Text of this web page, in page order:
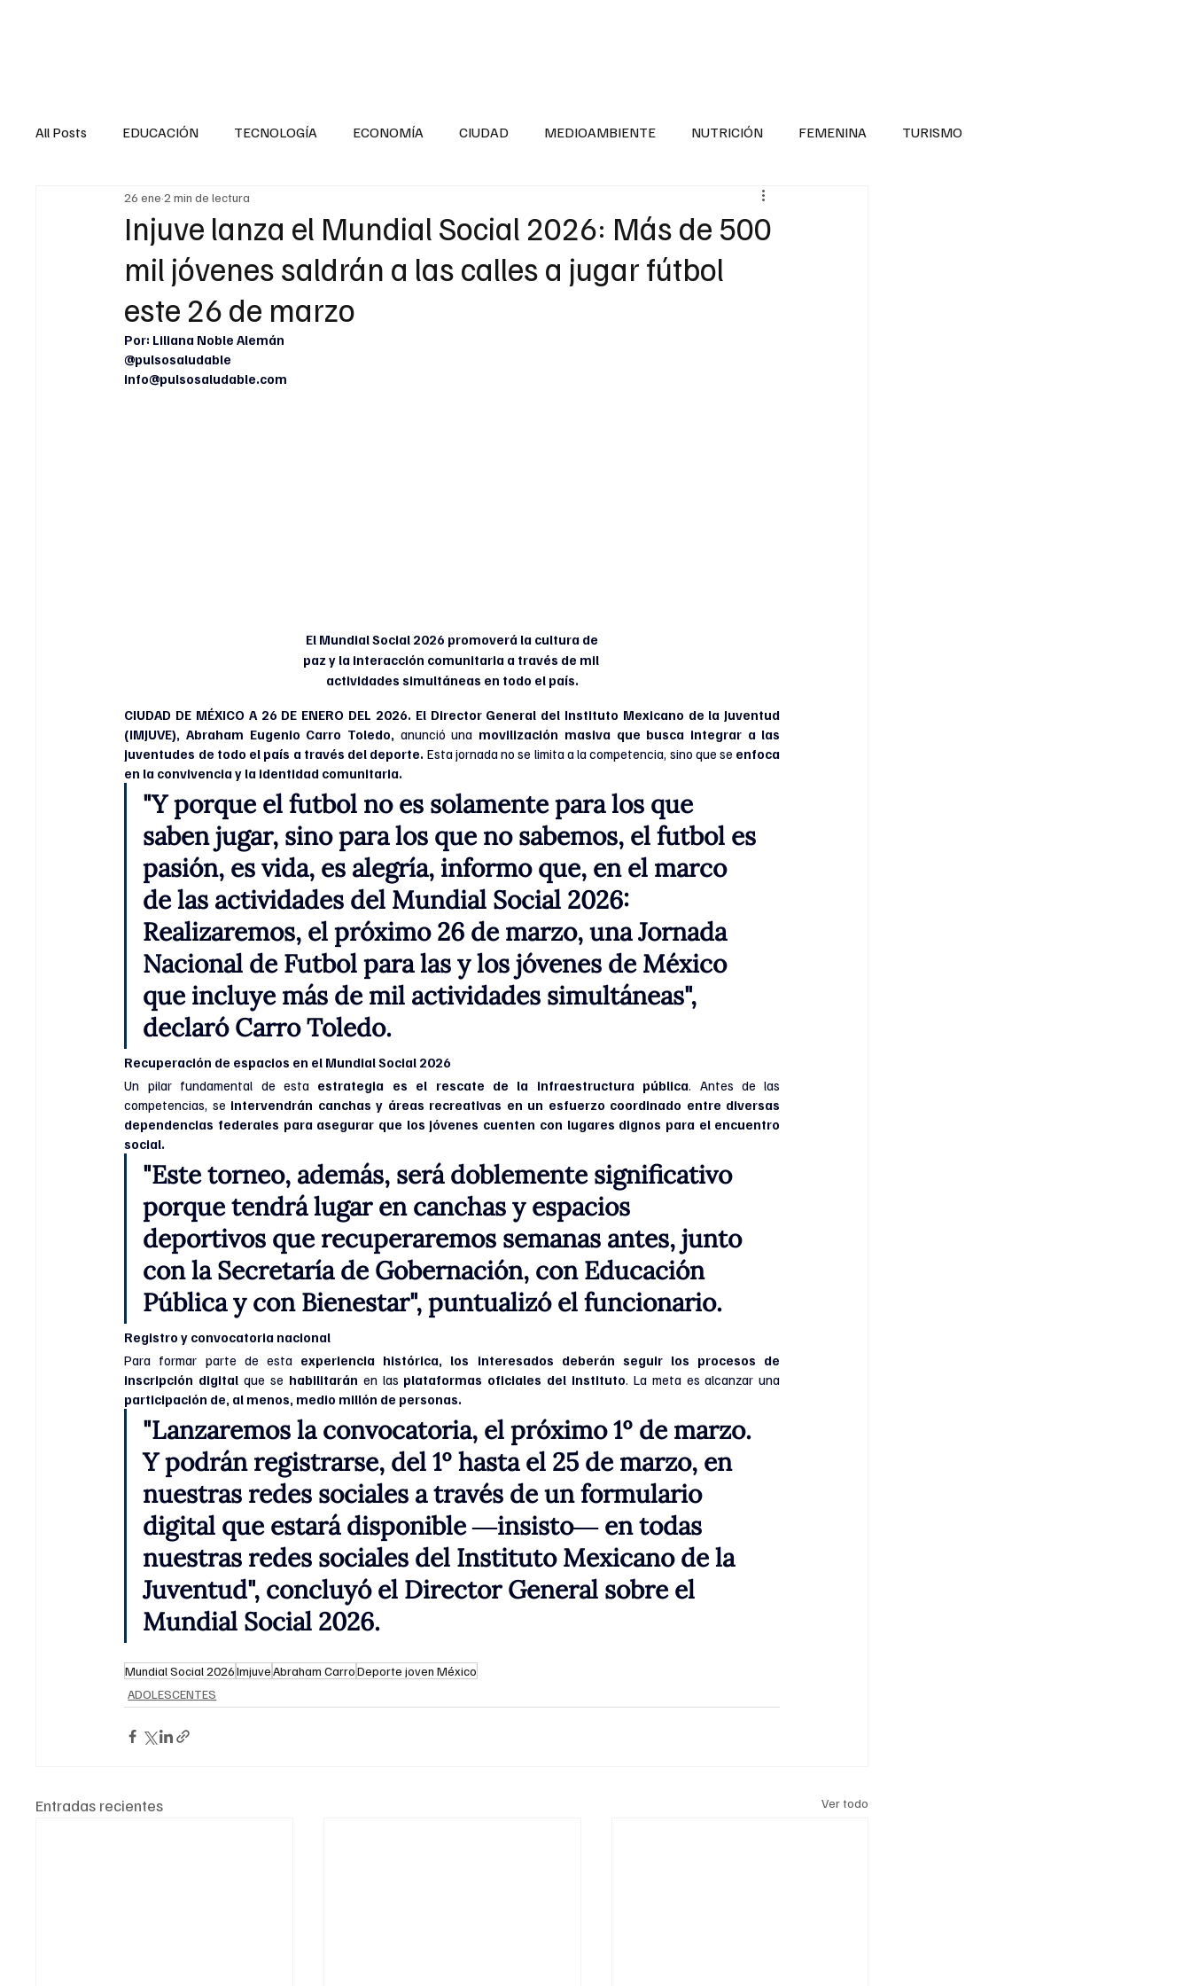
All Posts EDUCACIÓN TECNOLOGÍA ECONOMÍA CIUDAD MEDIOAMBIENTE NUTRICIÓN FEMENINA TURISMO
SALUD EN EL SECTOR PÚBLICO SALUD INFANTIL
LA ENTREVISTA ANIMAL FITNESS ADOLESCENTES RESPONSABILIDAD SOCIAL
INTERNACIONAL GENERAL INTERNACIONAL SALUD
Injuve lanza el Mundial Social 2026: Más de 500
mil jóvenes saldrán a las calles a jugar fútbol
este 26 de marzo
26 ene 2 min de lectura
Por: Liliana Noble Alemán
@pulsosaludable
info@pulsosaludable.com
El Mundial Social 2026 promoverá la cultura de
paz y la interacción comunitaria a través de mil
actividades simultáneas en todo el país.
CIUDAD DE MÉXICO A 26 DE ENERO DEL 2026. El Director General del Instituto Mexicano de la Juventud
(IMJUVE), Abraham Eugenio Carro Toledo, anunció una movilización masiva que busca integrar a las
juventudes de todo el país a través del deporte. Esta jornada no se limita a la competencia, sino que se enfoca
en la convivencia y la identidad comunitaria.
"Y porque el futbol no es solamente para los que
saben jugar, sino para los que no sabemos, el futbol es
pasión, es vida, es alegría, informo que, en el marco
de las actividades del Mundial Social 2026:
Realizaremos, el próximo 26 de marzo, una Jornada
Nacional de Futbol para las y los jóvenes de México
que incluye más de mil actividades simultáneas",
declaró Carro Toledo.
Recuperación de espacios en el Mundial Social 2026
Un pilar fundamental de esta estrategia es el rescate de la infraestructura pública. Antes de las
competencias, se intervendrán canchas y áreas recreativas en un esfuerzo coordinado entre diversas
dependencias federales para asegurar que los jóvenes cuenten con lugares dignos para el encuentro
social.
"Este torneo, además, será doblemente significativo
porque tendrá lugar en canchas y espacios
deportivos que recuperaremos semanas antes, junto
con la Secretaría de Gobernación, con Educación
Pública y con Bienestar", puntualizó el funcionario.
Registro y convocatoria nacional
Para formar parte de esta experiencia histórica, los interesados deberán seguir los procesos de
inscripción digital que se habilitarán en las plataformas oficiales del instituto
participación de, al menos, medio millón de personas.
"Lanzaremos la convocatoria, el próximo 1º de marzo.
Y podrán registrarse, del 1º hasta el 25 de marzo, en
nuestras redes sociales a través de un formulario
digital que estará disponible ―insisto― en todas
nuestras redes sociales del Instituto Mexicano de la
Juventud", concluyó el Director General sobre el
Mundial Social 2026.
Mundial Social 2026ImjuveAbraham CarroDeporte joven México
ADOLESCENTES
Entradas recientes Ver todo